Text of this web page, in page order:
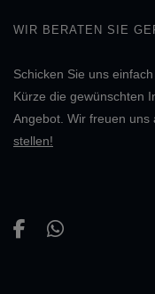
WIR BERATEN SIE
Schicken Sie uns
Kürze die gewünschten
Angebot. Wir freuen uns
stellen!